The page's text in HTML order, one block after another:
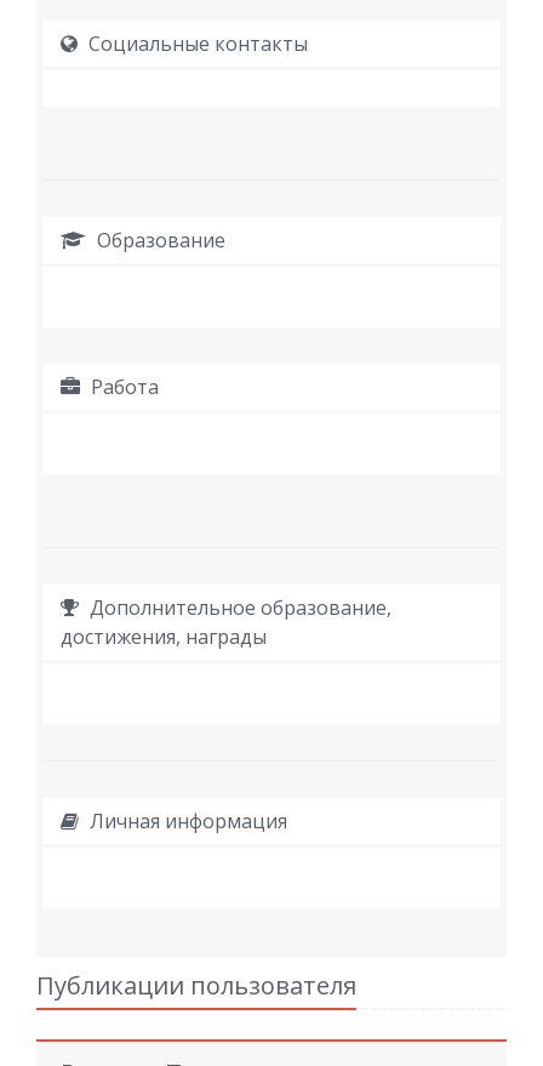
Социальные контакты
Образование
Работа
Дополнительное образование,
достижения, награды
Личная информация
Публикации пользователя